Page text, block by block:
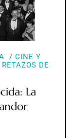
CINE Y
RETAZOS DE
La